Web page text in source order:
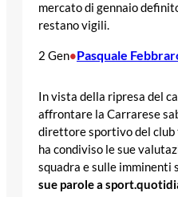
mercato di gennaio
restano vigili.
2 Gen•Pasquale
In vista della ripresa del
affrontare la Carrarese
direttore sportivo del club
ha condiviso le sue
squadra e sulle imminenti
sue parole a